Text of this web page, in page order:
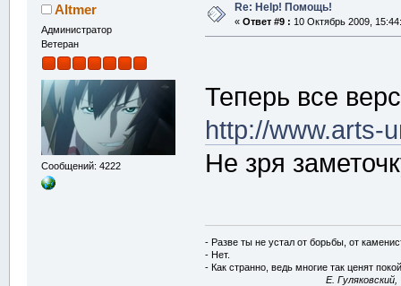
Altmer
Администратор
Ветеран
Сообщений: 4222
Re: Help! Помощь!
« Ответ #9 : 10 Октябрь 2009,
Теперь все
http://www.arts-
Не зря
- Разве ты не устал от борьбы, от
- Нет.
- Как странно, ведь многие так ценят
E.